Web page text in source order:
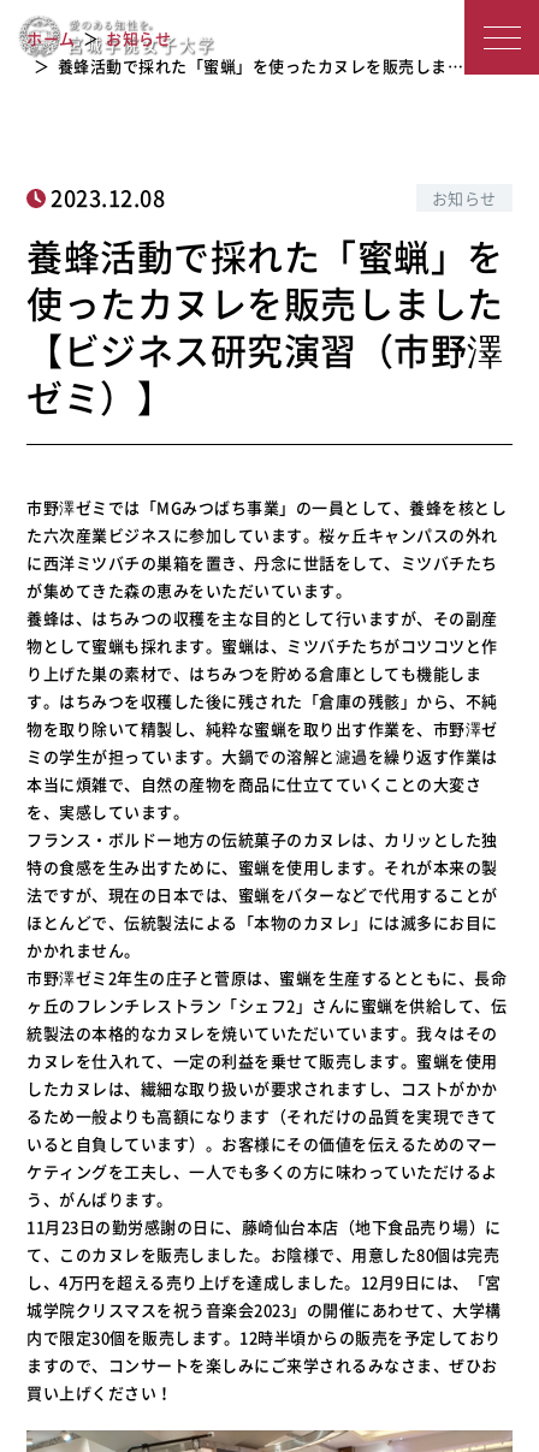
城
子
大
学
ヌレを販売しました【ビジネス研究演
習（市野澤ゼミ）】
ホーム
お知らせ
養蜂活動で採れた「蜜蝋」を使ったカヌレを販売しま…
2023.12.08 お知らせ
養蜂活動で採れた「蜜蝋」を
使ったカヌレを販売しました
【ビジネス研究演習（市野澤
ゼミ）】
市野澤ゼミでは「MGみつばち事業」の一員として、養蜂を核とし
た六次産業ビジネスに参加しています。桜ヶ丘キャンパスの外れ
に西洋ミツバチの巣箱を置き、丹念に世話をして、ミツバチたち
が集めてきた森の恵みをいただいています。
養蜂は、はちみつの収穫を主な目的として行いますが、その副産
物として蜜蝋も採れます。蜜蝋は、ミツバチたちがコツコツと作
り上げた巣の素材で、はちみつを貯める倉庫としても機能しま
す。はちみつを収穫した後に残された「倉庫の残骸」から、不純
物を取り除いて精製し、純粋な蜜蝋を取り出す作業を、市野澤ゼ
ミの学生が担っています。大鍋での溶解と濾過を繰り返す作業は
本当に煩雑で、自然の産物を商品に仕立てていくことの大変さ
を、実感しています。
フランス・ボルドー地方の伝統菓子のカヌレは、カリッとした独
特の食感を生み出すために、蜜蝋を使用します。それが本来の製
法ですが、現在の日本では、蜜蝋をバターなどで代用することが
ほとんどで、伝統製法による「本物のカヌレ」には滅多にお目に
かかれません。
市野澤ゼミ2年生の庄子と菅原は、蜜蝋を生産するとともに、長命
ヶ丘のフレンチレストラン「シェフ2」さんに蜜蝋を供給して、伝
統製法の本格的なカヌレを焼いていただいています。我々はその
カヌレを仕入れて、一定の利益を乗せて販売します。蜜蝋を使用
したカヌレは、繊細な取り扱いが要求されますし、コストがかか
るため一般よりも高額になります（それだけの品質を実現できて
いると自負しています）。お客様にその価値を伝えるためのマー
ケティングを工夫し、一人でも多くの方に味わっていただけるよ
う、がんばります。
11月23日の勤労感謝の日に、藤崎仙台本店（地下食品売り場）に
て、このカヌレを販売しました。お陰様で、用意した80個は完売
し、4万円を超える売り上げを達成しました。12月9日には、「宮
城学院クリスマスを祝う音楽会2023」の開催にあわせて、大学構
内で限定30個を販売します。12時半頃からの販売を予定しており
ますので、コンサートを楽しみにご来学されるみなさま、ぜひお
買い上げください！